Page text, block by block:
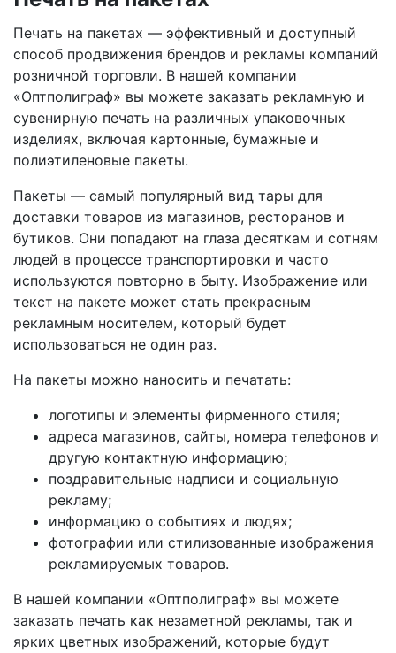
Печать на пакетах — эффективный и доступный
способ продвижения брендов и рекламы компаний
розничной торговли. В нашей компании
«Оптполиграф» вы можете заказать рекламную и
сувенирную печать на различных упаковочных
изделиях, включая картонные, бумажные и
полиэтиленовые пакеты.
Пакеты — самый популярный вид тары для
доставки товаров из магазинов, ресторанов и
бутиков. Они попадают на глаза десяткам и сотням
людей в процессе транспортировки и часто
используются повторно в быту. Изображение или
текст на пакете может стать прекрасным
рекламным носителем, который будет
использоваться не один раз.
На пакеты можно наносить и печатать:
логотипы и элементы фирменного стиля;
адреса магазинов, сайты, номера телефонов и
другую контактную информацию;
поздравительные надписи и социальную
рекламу;
информацию о событиях и людях;
фотографии или стилизованные изображения
рекламируемых товаров.
В нашей компании «Оптполиграф» вы можете
заказать печать как незаметной рекламы, так и
ярких цветных изображений, которые будут